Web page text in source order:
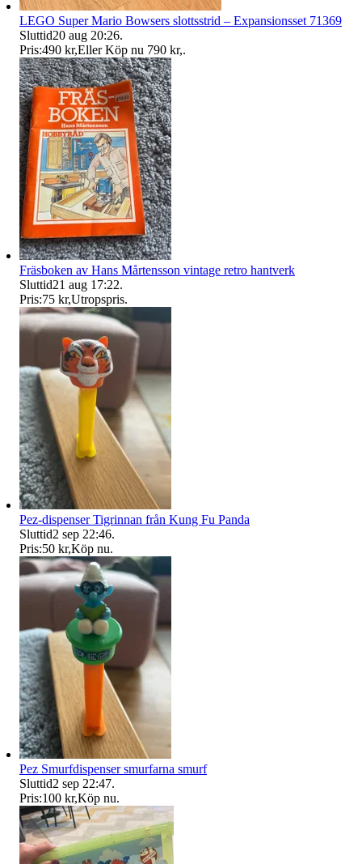
LEGO Super Mario Bowsers slottsstrid – Expansionsset 71369
Sluttid20 aug 20:26.
Pris:490 kr,Eller Köp nu 790 kr,.
Fräsboken av Hans Mårtensson vintage retro hantverk
Sluttid21 aug 17:22.
Pris:75 kr,Utropspris.
Pez-dispenser Tigrinnan från Kung Fu Panda
Sluttid2 sep 22:46.
Pris:50 kr,Köp nu.
Pez Smurfdispenser smurfarna smurf
Sluttid2 sep 22:47.
Pris:100 kr,Köp nu.